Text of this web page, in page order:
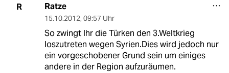
R Ratze
15.10.2012, 09:57 Uhr
So zwingt Ihr die Türken den 3.Weltkrieg
loszutreten wegen Syrien.Dies wird jedoch nur
ein vorgeschobener Grund sein um einiges
andere in der Region aufzuräumen.